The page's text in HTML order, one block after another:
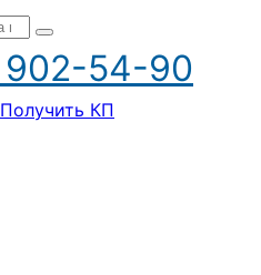
902-54-90
Получить КП